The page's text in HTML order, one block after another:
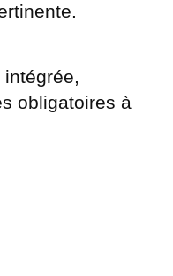
obligatoires à